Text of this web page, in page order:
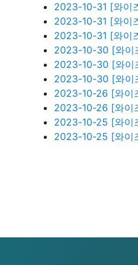
2023-10-31 [와이
2023-10-31 [와이
2023-10-31 [와이
2023-10-30 [와이
2023-10-30 [와이
2023-10-30 [와이
2023-10-26 [와이
2023-10-26 [와이
2023-10-25 [와이
2023-10-25 [와이